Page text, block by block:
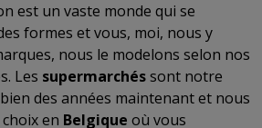
est un vaste monde qui se
formes et vous, moi, nous y
nous le modelons selon nos
Les supermarchéssont notre
des années maintenant et nous
en Belgique où vous